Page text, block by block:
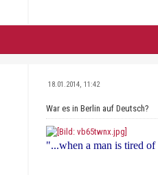
18.01.2014, 11:42
War es in Berlin auf Deutsch?
"...when a man is tired